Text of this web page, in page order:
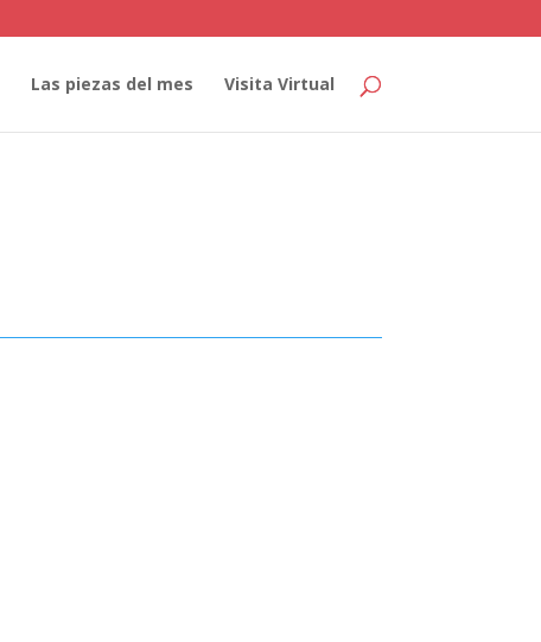
Las piezas del mes Visita Virtual